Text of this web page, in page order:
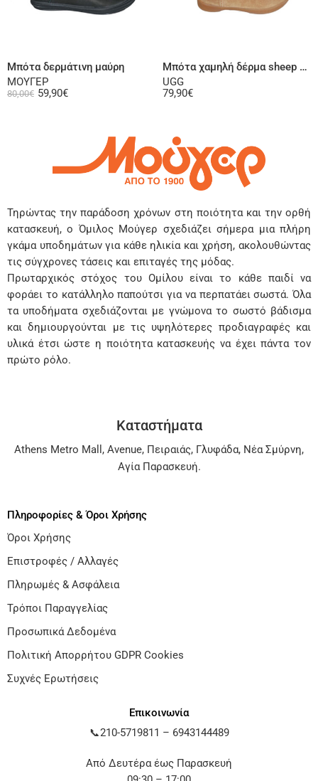
Μπότα δερμάτινη μαύρη
ΜΟΥΓΕΡ
80,00€ 59,90€
Μπότα χαμηλή δέρμα sheep skin ταμπά
UGG
79,90€
Τηρώντας την παράδοση χρόνων στη ποιότητα και την ορθή
κατασκευή, ο Όμιλος Μούγερ σχεδιάζει σήμερα μια πλήρη
γκάμα υποδημάτων για κάθε ηλικία και χρήση, ακολουθώντας
τις σύγχρονες τάσεις και επιταγές της μόδας.
Πρωταρχικός στόχος του Ομίλου είναι το κάθε παιδί να
φοράει το κατάλληλο παπούτσι για να περπατάει σωστά. Όλα
τα υποδήματα σχεδιάζονται με γνώμονα το σωστό βάδισμα
και δημιουργούνται με τις υψηλότερες προδιαγραφές και
υλικά έτσι ώστε η ποιότητα κατασκευής να έχει πάντα τον
πρώτο ρόλο.
Καταστήματα
Athens Metro Mall , Avenue, Πειραιάς, Γλυφάδα, Νέα Σμύρνη,
Αγία Παρασκευή.
Πληροφορίες & Όροι Χρήσης
Όροι Χρήσης
Επιστροφές / Αλλαγές
Πληρωμές & Ασφάλεια
Τρόποι Παραγγελίας
Προσωπικά Δεδομένα
Πολιτική Απορρήτου GDPR Cookies
Συχνές Ερωτήσεις
Επικοινωνία
📞210-5719811 – 6943144489
Από Δευτέρα έως Παρασκευή